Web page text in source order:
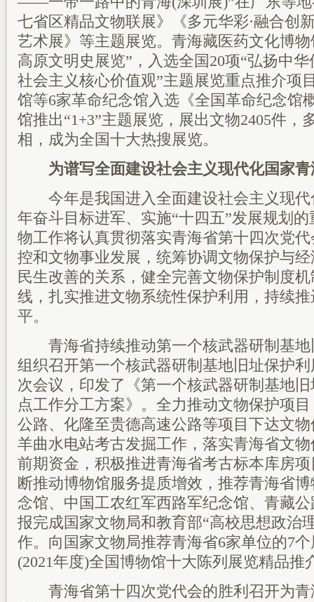
七省区精品文物联展》《多元华彩·融合
艺术展》等主题展览。青海藏医药文化博
高原文明史展览”，入选全国20项“弘扬中
社会主义核心价值观”主题展览重点推介项
馆等6家革命纪念馆入选《全国革命纪念馆
馆推出“1+3”主题展览，展出文物2405件，
相，成为全国十大热搜展览。
为谱写全面建设社会主义现代化国家
今年是我国进入全面建设社会主义现代
年奋斗目标进军、实施“十四五”发展规划
物工作将认真贯彻落实青海省第十四次党
控和文物事业发展，统筹协调文物保护与
民生改善的关系，健全完善文物保护制度
线，扎实推进文物系统性保护利用，持续
平。
青海省持续推动第一个核武器研制基地
组织召开第一个核武器研制基地旧址保护
次会议，印发了《第一个核武器研制基地
点工作分工方案》。全力推动文物保护项
公路、化隆至贵德高速公路等项目下达文
羊曲水电站考古发掘工作，落实青海省文
前期资金，积极推进青海省考古标本库房
断推动博物馆服务提质增效，推荐青海省
念馆、中国工农红军西路军纪念馆、青藏
报完成国家文物局和教育部“高校思想政治
作。向国家文物局推荐青海省6家单位的7
(2021年度)全国博物馆十大陈列展览精品推
青海省第十四次党代会的胜利召开为青